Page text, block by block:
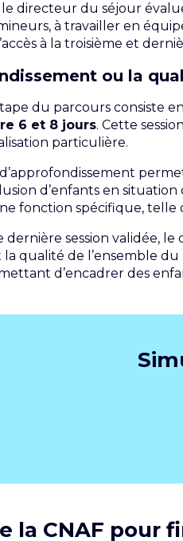
directeur du séjour
à travailler en
à la troisième et
ou la
du parcours consiste
6 et 8 jours. Cette
particulière.
d’enfants en
fonction spécifique,
dernière session validée,
qualité de l’ensemble
d’encadrer des
la CNAF pour